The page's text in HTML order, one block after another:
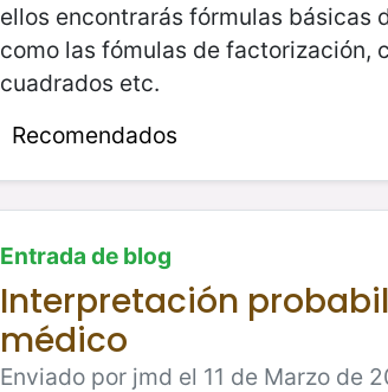
ellos encontrarás fórmulas básicas
como las fómulas de factorización,
cuadrados etc.
Recomendados
Entrada de blog
Interpretación
médico
Enviado por jmd el 11 de Marzo de